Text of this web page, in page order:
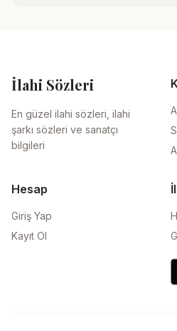
İlahi Sözleri
En güzel ilahi sözleri, ilahi
şarkı sözleri ve sanatçı
bilgileri
Hesap
Giriş Yap
Kayıt Ol